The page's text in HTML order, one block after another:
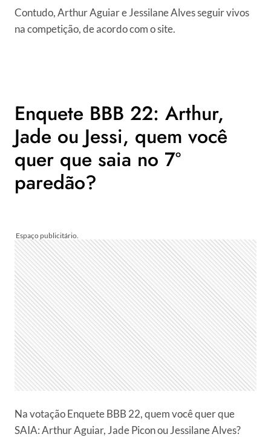
Contudo, Arthur Aguiar e Jessilane Alves seguir vivos
na competição, de acordo com o site.
Enquete BBB 22: Arthur,
Jade ou Jessi, quem você
quer que saia no 7º
paredão?
Na votação Enquete BBB 22, quem você quer que
SAIA: Arthur Aguiar, Jade Picon ou Jessilane Alves?